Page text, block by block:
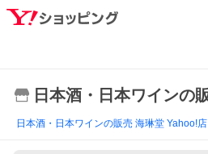
日本酒・日本ワインの販売 海琳堂 Yahoo!店